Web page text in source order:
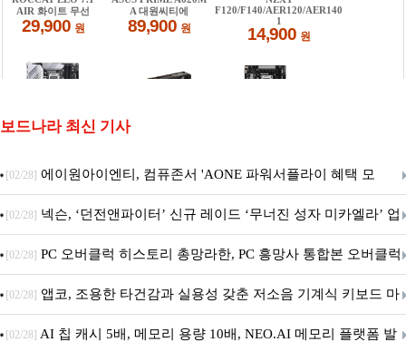
보드나라 최신 기사
[02/28] 에이원아이엔티, 컴퓨존서 'AONE 파워서플라이 혜택 모
음.ZIP' 이벤트 진행
[02/28] 넥슨, ‘던전앤파이터’ 신규 레이드 ‘무너진 성자 미카엘라’ 업
데이트!
[02/28] PC 오버클럭 히스토리 총망라한, PC 흥망사 통합본 오버클럭
특집(1-4편)
[02/28] 앱코, 조용한 타건감과 실용성 갖춘 저소음 기계식 키보드 마
우스 세트 'KM580' 출시
[02/28] AI 칩 캐시 5배, 메모리 용량 10배, NEO.AI 메모리 플랫폼 발